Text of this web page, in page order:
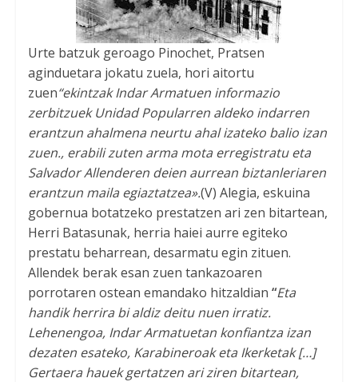
Urte batzuk geroago Pinochet, Pratsen
aginduetara jokatu zuela, hori aitortu
zuen“ekintzak Indar Armatuen informazio
zerbitzuek Unidad Popularren aldeko indarren
erantzun ahalmena neurtu ahal izateko balio izan
zuen., erabili zuten arma mota erregistratu eta
Salvador Allenderen deien aurrean biztanleriaren
erantzun maila egiaztatzea».(V) Alegia, eskuina
gobernua botatzeko prestatzen ari zen bitartean,
Herri Batasunak, herria haiei aurre egiteko
prestatu beharrean, desarmatu egin zituen.
Allendek berak esan zuen tankazoaren
porrotaren ostean emandako hitzaldian “Eta
handik herrira bi aldiz deitu nuen irratiz.
Lehenengoa, Indar Armatuetan konfiantza izan
dezaten esateko, Karabineroak eta Ikerketak […]
Gertaera hauek gertatzen ari ziren bitartean,